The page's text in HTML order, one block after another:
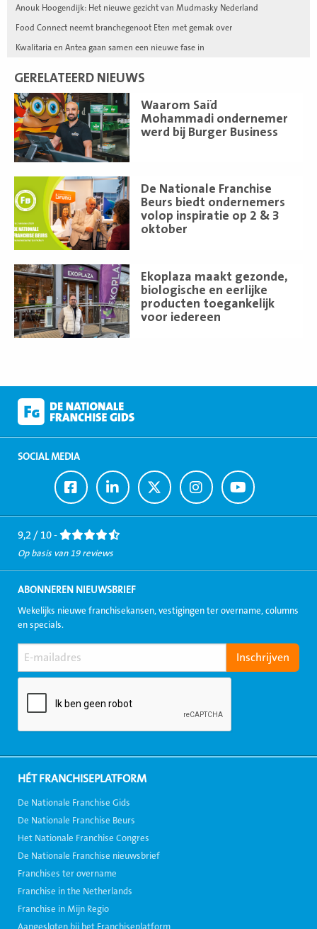
Anouk Hoogendijk: Het nieuwe gezicht van Mudmasky Nederland
Food Connect neemt branchegenoot Eten met gemak over
Kwalitaria en Antea gaan samen een nieuwe fase in
GERELATEERD NIEUWS
Waarom Saïd
Mohammadi ondernemer
werd bij Burger Business
Lees
meer
De Nationale Franchise
Beurs biedt ondernemers
volop inspiratie op 2 & 3
oktober
meer
Ekoplaza maakt gezonde,
biologische en eerlijke
producten toegankelijk
voor iedereen
Lees
meer
SOCIAL MEDIA
Ga
naar
Facebook
Ga
naar
LinkedIn
Ga
naar
Twitter
Ga
naar
Instagram
Ga
naar
Youtube
9,2 / 10 -
Op basis van 19 reviews
ABONNEREN NIEUWSBRIEF
Wekelijks nieuwe franchisekansen, vestigingen ter overname, columns
en specials.
HÉT FRANCHISEPLATFORM
De Nationale Franchise Gids
De Nationale Franchise Beurs
Het Nationale Franchise Congres
De Nationale Franchise nieuwsbrief
Franchises ter overname
Franchise in the Netherlands
Franchise in Mijn Regio
Aangesloten bij het Franchiseplatform